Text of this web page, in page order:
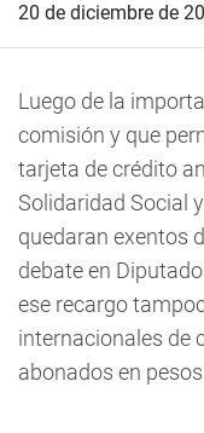
20 de diciembre de
Luego de la
comisión y que
tarjeta de crédito
Solidaridad Social
quedaran exentos
debate en
ese recargo
internacionales de
abonados en